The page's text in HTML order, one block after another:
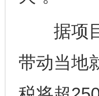
据项目
带动当地